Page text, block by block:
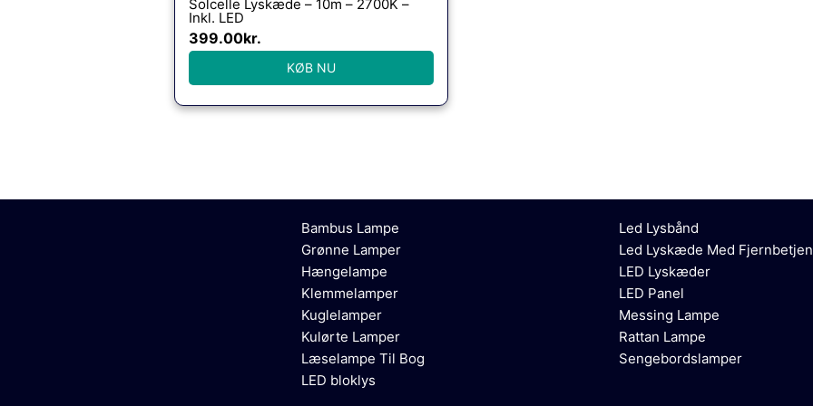
Solcelle Lyskæde – 10m – 2700K –
Inkl. LED
399.00kr.
KØB NU
Bambus Lampe
Grønne Lamper
Hængelampe
Klemmelamper
Kuglelamper
Kulørte Lamper
Læselampe Til Bog
LED bloklys
Led Lysbånd
Led Lyskæde Med
LED Lyskæder
LED Panel
Messing Lampe
Rattan Lampe
Sengebordslamper